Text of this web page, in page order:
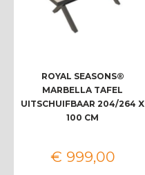
ROYAL SEASONS®
MARBELLA TAFEL
UITSCHUIFBAAR 204/264 X
100 CM
€ 999,00